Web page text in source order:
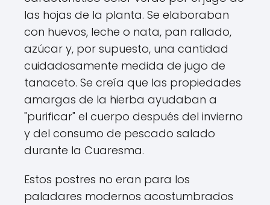
las hojas de la planta. Se elaboraban
con huevos, leche o nata, pan rallado,
azúcar y, por supuesto, una cantidad
cuidadosamente medida de jugo de
tanaceto. Se creía que las propiedades
amargas de la hierba ayudaban a
"purificar" el cuerpo después del invierno
y del consumo de pescado salado
durante la Cuaresma.
Estos postres no eran para los
paladares modernos acostumbrados